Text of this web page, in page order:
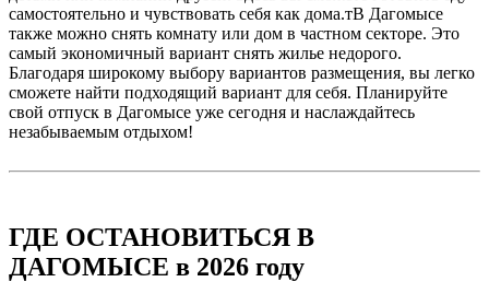
самостоятельно и чувствовать себя как дома.тВ Дагомысе
также можно снять комнату или дом в частном секторе. Это
самый экономичный вариант снять жилье недорого.
Благодаря широкому выбору вариантов размещения, вы легко
сможете найти подходящий вариант для себя. Планируйте
свой отпуск в Дагомысе уже сегодня и наслаждайтесь
незабываемым отдыхом!
ГДЕ ОСТАНОВИТЬСЯ В
ДАГОМЫСЕ в 2026 году